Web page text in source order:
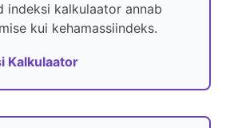
indeksi kalkulaator annab
kui kehamassiindeks.
Kalkulaator